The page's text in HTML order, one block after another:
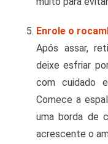
Enrole o
Após assar,
deixe esfriar
com cuidado
Comece a
uma borda de
acrescente o